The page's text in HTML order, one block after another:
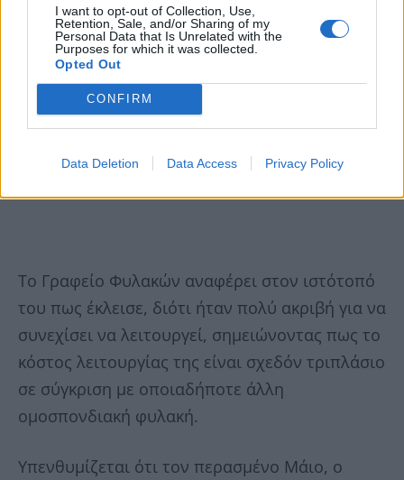
I want to opt-out of Collection, Use,
Retention, Sale, and/or Sharing of my
Personal Data that Is Unrelated with the
Purposes for which it was collected.
Opted Out
CONFIRM
Data Deletion Data Access Privacy Policy
Το Γραφείο Φυλακών αναφέρει στον ιστότοπό
του πως έκλεισε, διότι ήταν πολύ ακριβή για να
συνεχίσει να λειτουργεί, σημειώνοντας πως το
κόστος λειτουργίας της είναι σχεδόν τριπλάσιο
σε σύγκριση με οποιαδήποτε άλλη
ομοσπονδιακή φυλακή.
Υπενθυμίζεται ότι τον περασμένο Μάιο, ο